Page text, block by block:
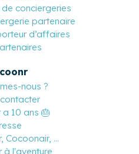
conciergeries
partenaire
d’affaires
nous ?
10 ans 🎂
Cocoonair, ...
à l'aventure